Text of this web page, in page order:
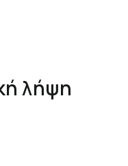
λήψη